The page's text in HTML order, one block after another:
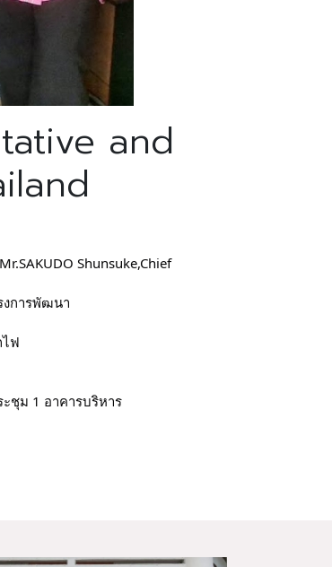
and
Shunsuke,Chief
งการพัฒนา
ฟ
ชุม 1 อาคารบริหาร